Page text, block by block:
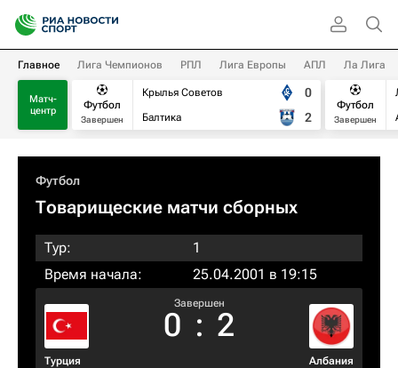
Главное Лига Чемпионов РПЛ Лига Европы АПЛ Ла Лига
Матч-
центр
Футбол
Завершен
Крылья Советов
Балтика
0
2
Футбол
Завершен
Футбол
Товарищеские матчи сборных
Тур:
1
Время начала:
25.04.2001 в 19:15
Турция
Завершен
0 : 2
Албания